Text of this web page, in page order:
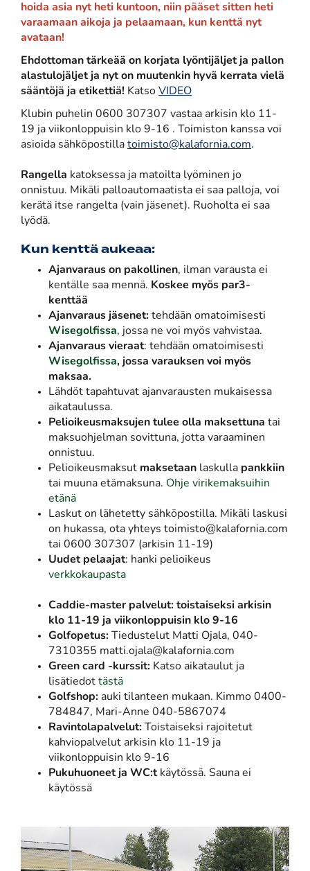
hoida asia nyt heti kuntoon, niin pääset sitten heti
varaamaan aikoja ja pelaamaan, kun kenttä nyt
avataan!
​​​​​​​Ehdottoman tärkeää on korjata lyöntijäljet ja pallon
alastulojäljet ja nyt on muutenkin hyvä kerrata vielä
sääntöjä ja etikettiä! Katso VIDEO
Klubin puhelin 0600 307307 vastaa arkisin klo 11-
19 ja viikonloppuisin klo 9-16 . Toimiston kanssa voi
asioida sähköpostilla toimisto@kalafornia.com.
Rangella katoksessa ja matoilta lyöminen jo
onnistuu. Mikäli palloautomaatista ei saa palloja, voi
kerätä itse rangelta (vain jäsenet). Ruoholta ei saa
lyödä.
Kun kenttä aukeaa:
Ajanvaraus on pakollinen, ilman varausta ei
kentälle saa mennä. Koskee myös par3-
kenttää
Ajanvaraus jäsenet: tehdään omatoimisesti
Wisegolfissa, jossa ne voi myös vahvistaa.
Ajanvaraus vieraat: tehdään omatoimisesti
Wisegolfissa, jossa varauksen voi myös
maksaa.
Lähdöt tapahtuvat ajanvarausten mukaisessa
aikataulussa.
Pelioikeusmaksujen tulee olla maksettuna tai
maksuohjelman sovittuna, jotta varaaminen
onnistuu.
Pelioikeusmaksut maksetaan laskulla pankkiin
tai muuna etämaksuna. Ohje virikemaksuihin
etänä
Laskut on lähetetty sähköpostilla. Mikäli laskusi
on hukassa, ota yhteys toimisto@kalafornia.com
tai 0600 307307 (arkisin 11-19)
Uudet pelaajat: hanki pelioikeus
verkkokaupasta
Caddie-master palvelut: toistaiseksi arkisin
klo 11-19 ja viikonloppuisin klo 9-16
Golfopetus: Tiedustelut Matti Ojala, 040-
7310355 matti.ojala@kalafornia.com
Green card -kurssit: Katso aikataulut ja
lisätiedot tästä
Golfshop: auki tilanteen mukaan. Kimmo 0400-
784847, Mari-Anne 040-5867074
Ravintolapalvelut: Toistaiseksi rajoitetut
kahviopalvelut arkisin klo 11-19 ja
viikonloppuisin klo 9-16
Pukuhuoneet ja WC:t käytössä. Sauna ei
käytössä